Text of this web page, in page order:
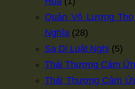
Quán Vô Lượng
Nghĩa (28)
Sa Di Luật Nghi (5)
Thái Thượng Cảm
Thái Thượng Cảm